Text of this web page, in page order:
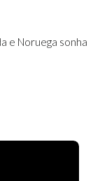
e Noruega sonha